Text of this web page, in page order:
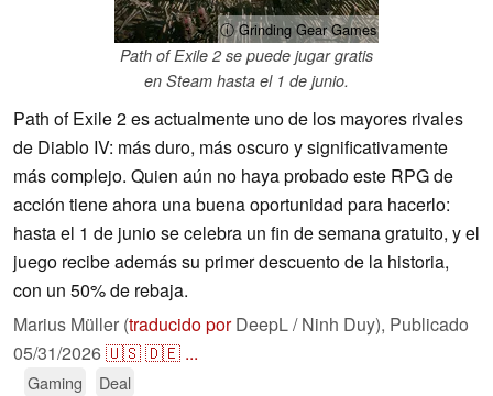
ⓘ Grinding Gear Games
Path of Exile 2 se puede jugar gratis
en Steam hasta el 1 de junio.
Path of Exile 2 es actualmente uno de los mayores rivales
de Diablo IV: más duro, más oscuro y significativamente
más complejo. Quien aún no haya probado este RPG de
acción tiene ahora una buena oportunidad para hacerlo:
hasta el 1 de junio se celebra un fin de semana gratuito, y el
juego recibe además su primer descuento de la historia,
con un 50% de rebaja.
Marius Müller (traducido porDeepL / Ninh Duy), Publicado
05/31/2026🇺🇸🇩🇪 ...
Gaming Deal